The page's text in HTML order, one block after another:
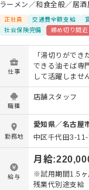
ラーメン／和食全般／居酒
正社員 交通費全額支給
社会保険完備
締め切り間近
仕事
「湯切りがで
できる油そば専
して活躍しませ
でも、丁寧なフ
入社後は、ホー
を経て、「湯切
す。お客様の「
ナルを目指しま
や店舗運営の補
SV、海外店舗の
スもご用意しています。 ＜お
「湯切り」で一
職種
店舗スタッフ
勤務地
愛知県／名古屋
中区千代田3-11-
給与
月給:
※試用期間1.5
残業代別途支給